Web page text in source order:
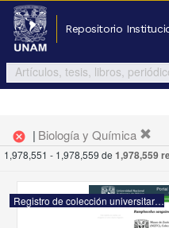
Repositorio
cancel | Biología y Química
1,978,551 - 1,978,559 de 1,978,559
Registro de colección universitaria